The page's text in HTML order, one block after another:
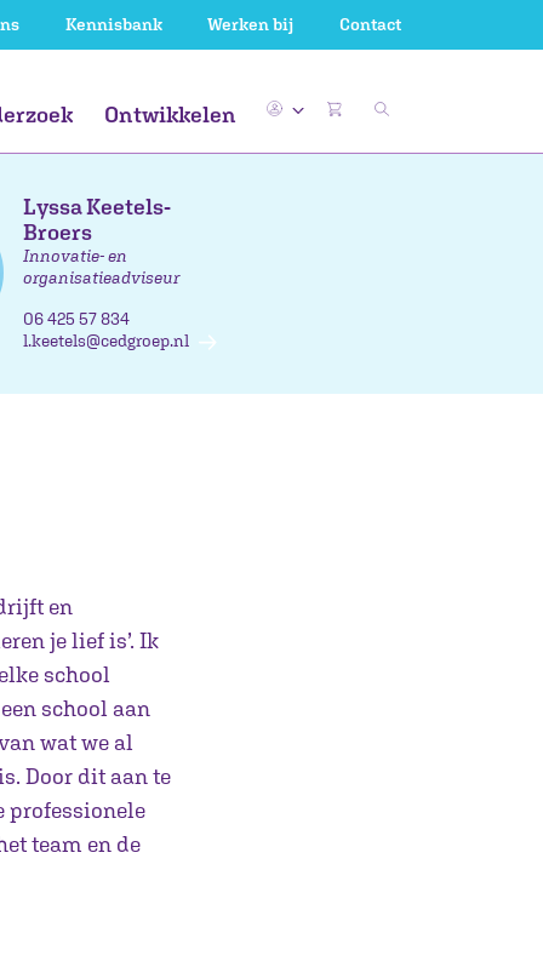
Kennisbank Werken bij Contact
Ontwikkelen
onderwijs
en lezen
Lyssa Keetels-
Broers
Innovatie- en
organisatieadviseur
06 425 57 834
l.keetels@cedgroep.nl
en
je lief is’. Ik
school
school aan
wat we al
Door dit aan te
professionele
team en de